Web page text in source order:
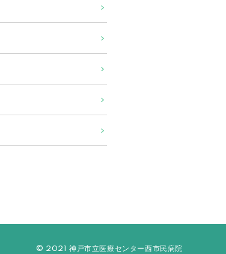
© 2021 神戸市立医療センター西市民病院